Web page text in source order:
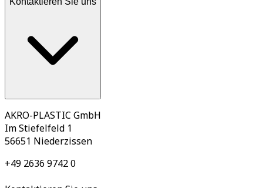
AKRO-PLASTIC GmbH
Im Stiefelfeld 1
56651 Niederzissen
+49 2636 9742 0